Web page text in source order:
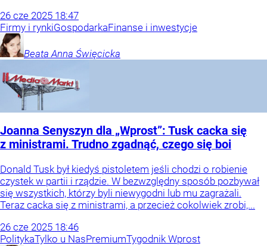
26 cze 2025 18:47
Firmy i rynkiGospodarkaFinanse i inwestycje
Beata Anna Święcicka
Joanna Senyszyn dla „Wprost”: Tusk cacka się
z ministrami. Trudno zgadnąć, czego się boi
Donald Tusk był kiedyś pistoletem jeśli chodzi o robienie
czystek w partii i rządzie. W bezwzględny sposób pozbywał
się wszystkich, którzy byli niewygodni lub mu zagrażali.
Teraz cacka się z ministrami, a przecież cokolwiek zrobi,...
26 cze 2025 18:46
PolitykaTylko u NasPremiumTygodnik Wprost